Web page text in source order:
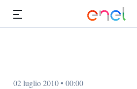
02 luglio 2010 • 00:00